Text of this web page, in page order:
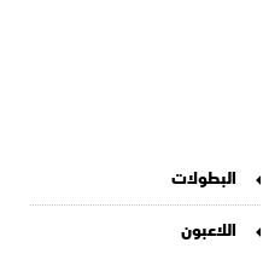
البطولات
اللاعبون